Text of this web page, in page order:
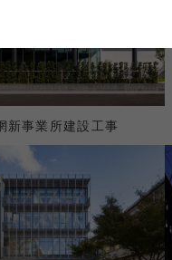
新事業所建設工事